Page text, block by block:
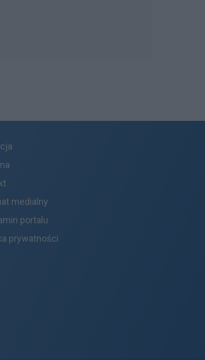
medialny
portalu
prywatności